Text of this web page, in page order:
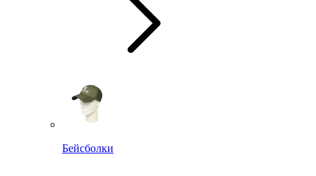
Бейсболки